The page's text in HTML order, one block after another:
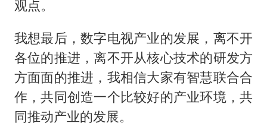
观点。
我想最后，数字电视产业的发展，离不开
各位的推进，离不开从核心技术的研发方
方面面的推进，我相信大家有智慧联合合
作，共同创造一个比较好的产业环境，共
同推动产业的发展。